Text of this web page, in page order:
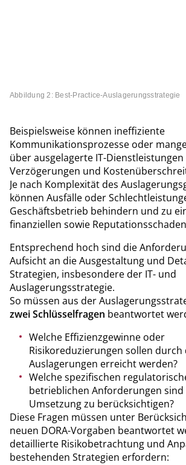
Abbildung 2: Best-Practice-Auslagerungsstrategie
Beispielsweise können ineffiziente
Kommunikationsprozesse oder
über ausgelagerte IT-Dienstleistungen
Verzögerungen und
Je nach Komplexität des
können Ausfälle oder
Geschäftsbetrieb behindern und zu
finanziellen sowie
Entsprechend hoch sind die
Aufsicht an die Ausgestaltung und
Strategien, insbesondere der IT- und
Auslagerungsstrategie.
So müssen aus der
zwei Schlüsselfragen beantwortet
Welche Effizienzgewinne oder
Risikoreduzierungen sollen durch
Auslagerungen erreicht werden?
Welche spezifischen
betrieblichen Anforderungen
Umsetzung zu berücksichtigen?
Diese Fragen müssen unter
neuen DORA-Vorgaben beantwortet
detaillierte Risikobetrachtung und
bestehenden Strategien erfordern: